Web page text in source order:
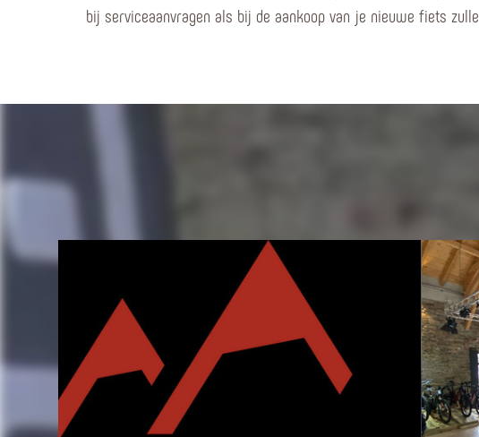
bij serviceaanvragen als bij de aankoop van je nieuwe fiets